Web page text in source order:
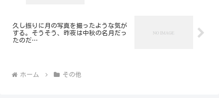
久し振りに月の写真を撮ったような気が
する。そうそう、昨夜は中秋の名月だっ
たのだ…
ホーム その他